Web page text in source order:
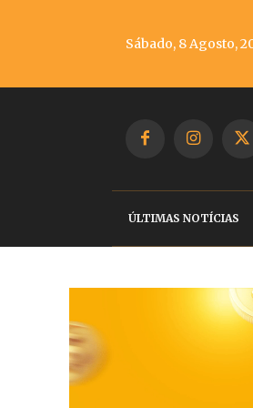
Sábado, 8 Agosto,
ÚLTIMAS NOTÍCIAS